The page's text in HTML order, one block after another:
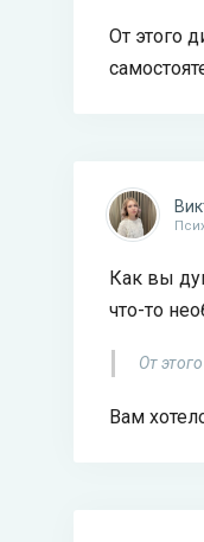
От этого
Как вы
что-то
От
Вам